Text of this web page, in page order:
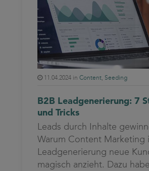
11.04.2024 in Content, Seeding
B2B Leadgenerierung: 7
und Tricks
Leads durch Inhalte
Warum Content Marketing
Leadgenerierung neue
magisch anzieht. Dazu